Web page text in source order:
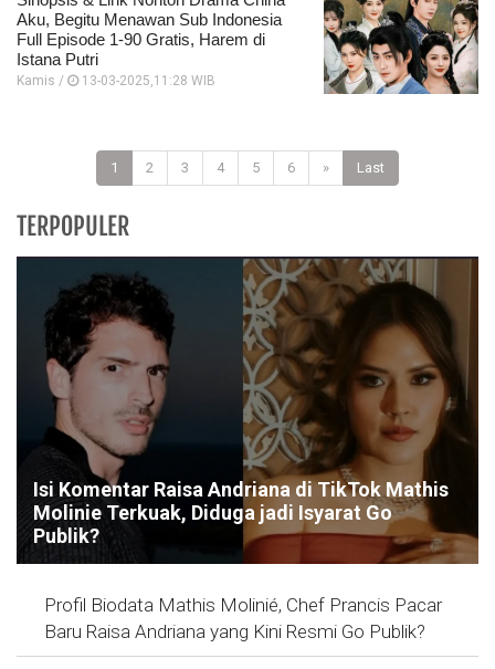
Aku, Begitu Menawan Sub Indonesia
Full Episode 1-90 Gratis, Harem di
Istana Putri
Kamis / 13-03-2025,11:28 WIB
1 2 3 4 5 6 » Last
TERPOPULER
Isi Komentar Raisa Andriana di TikTok Mathis
Molinie Terkuak, Diduga jadi Isyarat Go
Publik?
Profil Biodata Mathis Molinié, Chef Prancis Pacar
Baru Raisa Andriana yang Kini Resmi Go Publik?